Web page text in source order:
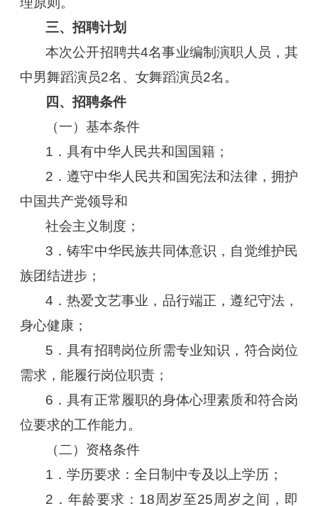
三、招聘计划
本次公开招聘共4名事业编制演职人员，其
中男舞蹈演员2名、女舞蹈演员2名。
四、招聘条件
（一）基本条件
1．具有中华人民共和国国籍；
2．遵守中华人民共和国宪法和法律，拥护
中国共产党领导和
社会主义制度；
3．铸牢中华民族共同体意识，自觉维护民
族团结进步；
4．热爱文艺事业，品行端正，遵纪守法，
身心健康；
5．具有招聘岗位所需专业知识，符合岗位
需求，能履行岗位职责；
6．具有正常履职的身体心理素质和符合岗
位要求的工作能力。
（二）资格条件
1．学历要求：全日制中专及以上学历；
2．年龄要求：18周岁至25周岁之间，即